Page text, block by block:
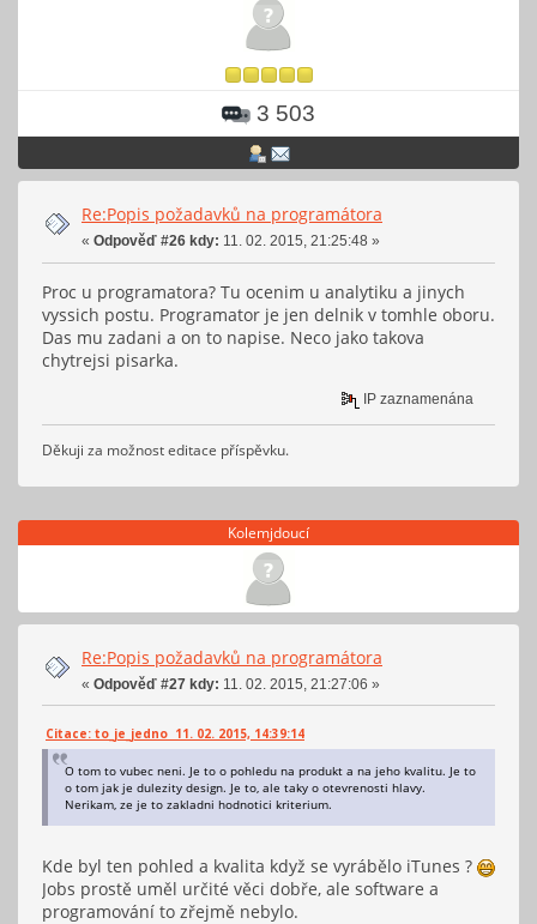
3 503
Re:Popis požadavků na programátora
« Odpověď #26 kdy: 11. 02. 2015, 21:25:48 »
Proc u programatora? Tu ocenim u analytiku a jinych
vyssich postu. Programator je jen delnik v tomhle oboru.
Das mu zadani a on to napise. Neco jako takova
chytrejsi pisarka.
IP zaznamenána
Děkuji za možnost editace příspěvku.
Kolemjdoucí
Re:Popis požadavků na programátora
« Odpověď #27 kdy: 11. 02. 2015, 21:27:06 »
Citace: to_je_jedno 11. 02. 2015, 14:39:14
O tom to vubec neni. Je to o pohledu na produkt a na jeho kvalitu. Je to
o tom jak je dulezity design. Je to, ale taky o otevrenosti hlavy.
Nerikam, ze je to zakladni hodnotici kriterium.
Kde byl ten pohled a kvalita když se vyrábělo iTunes ?
Jobs prostě uměl určité věci dobře, ale software a
programování to zřejmě nebylo.